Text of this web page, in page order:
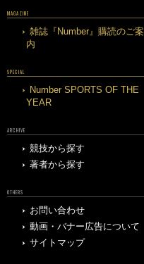
MAGAZINE
雑誌『Number』購読のご案
内
SPECIAL
Number SPORTS OF THE
YEAR
ARCHIVE
競技から探す
著者から探す
OTHERS
お問い合わせ
動画・バナー広告について
サイトマップ